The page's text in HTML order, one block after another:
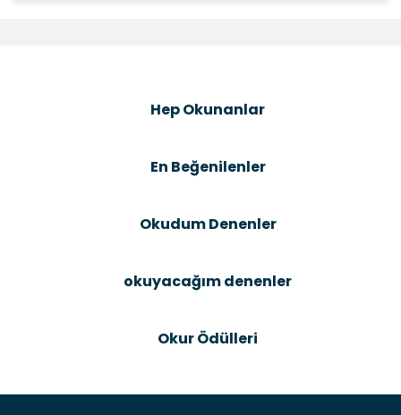
Ürün açıklamasında eksik bilgiler bulunuyor.
Ürün fiyatı diğer sitelerden daha pahalı.
Hep Okunanlar
En Beğenilenler
Okudum Denenler
okuyacağım denenler
Okur Ödülleri